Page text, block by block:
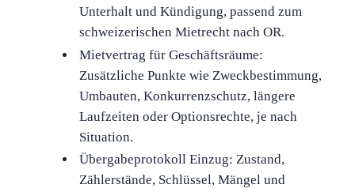
Unterhalt und Kündigung, passend zum
schweizerischen Mietrecht nach OR.
Mietvertrag für Geschäftsräume:
Zusätzliche Punkte wie Zweckbestimmung,
Umbauten, Konkurrenzschutz, längere
Laufzeiten oder Optionsrechte, je nach
Situation.
Übergabeprotokoll Einzug: Zustand,
Zählerstände, Schlüssel, Mängel und